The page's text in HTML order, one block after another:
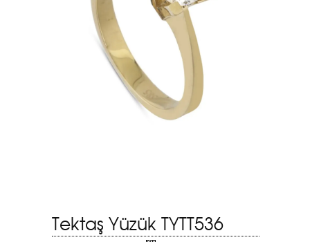
Tektaş Yüzük TYTT536